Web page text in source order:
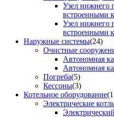
Узел нижнего
встроенными
Узел нижнего
встроенными
Наружные системы(24)
Очистные
Автономная
Автономная
Погреба(5)
Кессоны(3)
Котельное оборудование
Электрические